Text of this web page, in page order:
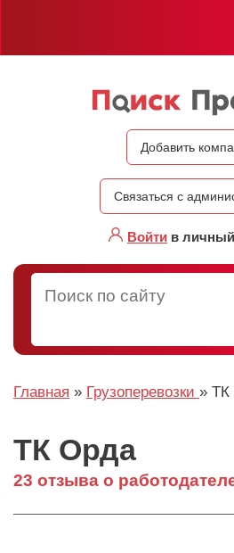
Добавить
Связаться с
Войти в
Главная » Грузоперевозки » ТК
ТК Орда
23 отзыва о